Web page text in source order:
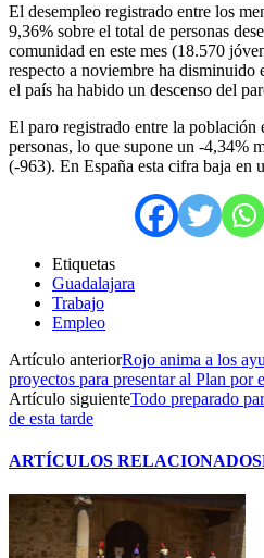
El desempleo registrado entre los
9,36% sobre el total de personas
comunidad en este mes (18.570
respecto a noviembre ha disminuido
el país ha habido un descenso del
El paro registrado entre la población
personas, lo que supone un -4,34%
(-963). En España esta cifra baja
Etiquetas
Guadalajara
Trabajo
Empleo
Artículo anteriorRojo anima a los
proyectos para presentar al Plan por
Artículo siguienteTodo preparado
de esta tarde
ARTÍCULOS RELACIONADOS